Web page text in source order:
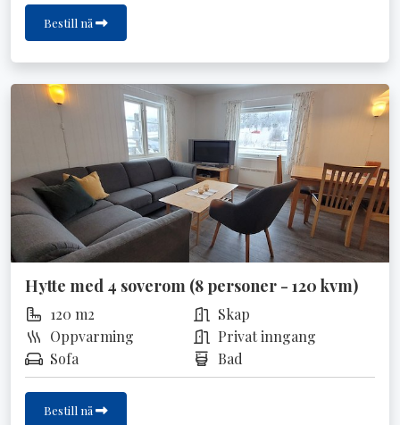
Bestill nå
Hytte med 4 soverom (8 personer - 120 kvm)
120 m2
Skap
Oppvarming
Privat inngang
Sofa
Bad
Bestill nå